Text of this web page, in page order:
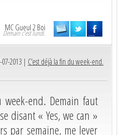
MC Gueul 2 Boi
Demain c'est lundi.
2013 | C’est déjà la fin du week-end.
end. Demain faut
disant « Yes, we can »
par semaine, me lever